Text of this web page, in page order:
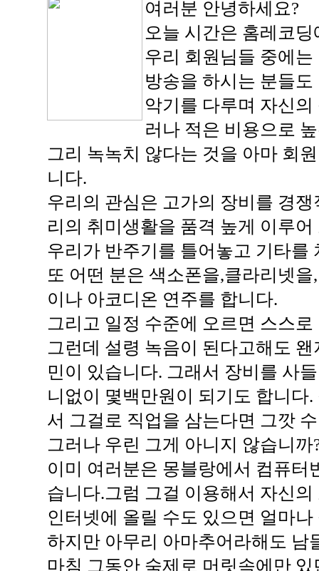
여러분 안녕하세요?
오늘 시간은 홈레코
우리 회원님들 중에
방송을 하시는 분들
악기를 다루며 자신
러나 적은 비용으로
그리 녹녹치 않다는 것을 아마 회
니다.
우리의 관심은 고가의 장비를 경
리의 취미생활을 품격 높게 이루
우리가 반주기를 틀어놓고 기타를
또 어떤 분은 색소폰을,클라리넷
이나 아코디온 연주를 합니다.
그리고 일정 수준에 오르면 스스
그런데 설령 녹음이 된다고해도
민이 있습니다. 그래서 장비를 사
니없이 몇백만원이 되기도 합니다
서 그걸로 직업을 삼는다면 그깟
그러나 우린 그게 아니지 않습니까
이미 여러분은 몽블랑에서 컴퓨
습니다.그럼 그걸 이용해서 자신
인터넷에 올릴 수도 있으면 얼마나
하지만 아무리 아마추어라해도 남
마침 그동안 숙제로 머릿속에만